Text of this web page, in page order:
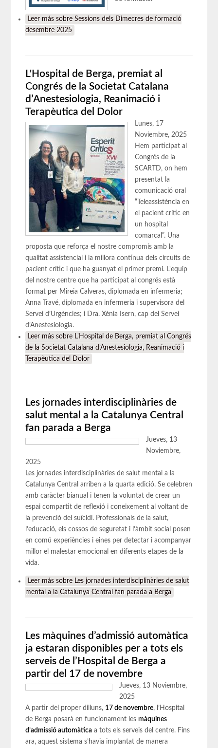
Leer más sobre Sessions dels Dimecres de formació
desembre 2025
L'Hospital de Berga, premiat al
Congrés de la Societat Catalana
d’Anestesiologia, Reanimació i
Terapèutica del Dolor
Lunes, 17
Noviembre, 2025
Hem participat al
Congrés de la
SCARTD, on hem
presentat la
comunicació oral
“Teleassistència en
el pacient crític en
un hospital
comarcal”. Una
proposta que reforça el nostre compromís amb la
qualitat assistencial i la millora contínua dels circuits de
pacient crític i que ha guanyat el primer premi. L'equip
del nostre centre que ha participat al congrés està
format per Mireia Calveras, diplomada en infermeria;
Anna Travé, diplomada en infermeria i supervisora del
Servei d’Urgències; i Dra. Xènia Isern, cap del Servei
d’Anestesiologia.
Leer más sobre L'Hospital de Berga, premiat al Congrés
de la Societat Catalana d’Anestesiologia, Reanimació i
Terapèutica del Dolor
Les jornades interdisciplinàries de
salut mental a la Catalunya Central
fan parada a Berga
Jueves, 13
Noviembre,
2025
Les jornades interdisciplinàries de salut mental a la
Catalunya Central arriben a la quarta edició. Se celebren
amb caràcter bianual i tenen la voluntat de crear un
espai compartit de reflexió i coneixement al voltant de
la prevenció del suïcidi. Professionals de la salut,
l’educació, els cossos de seguretat i l’àmbit social posen
en comú experiències i eines per detectar i acompanyar
millor el malestar emocional en diferents etapes de la
vida.
Leer más sobre Les jornades interdisciplinàries de salut
mental a la Catalunya Central fan parada a Berga
Les màquines d’admissió automàtica
ja estaran disponibles per a tots els
serveis de l’Hospital de Berga a
partir del 17 de novembre
Jueves, 13 Noviembre,
2025
A partir del proper dilluns, 17 de novembre, l’Hospital
de Berga posarà en funcionament les màquines
d’admissió automàtica a tots els serveis del centre. Fins
ara, aquest sistema s’havia implantat de manera